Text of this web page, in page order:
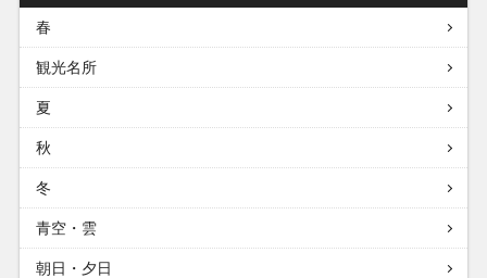
春
観光名所
夏
秋
冬
青空・雲
朝日・夕日